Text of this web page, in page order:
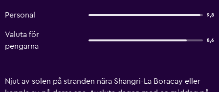
Personal 9,8
Valuta för
pengarna
8,6
Njut av solen på stranden nära Shangri-La Boracay eller